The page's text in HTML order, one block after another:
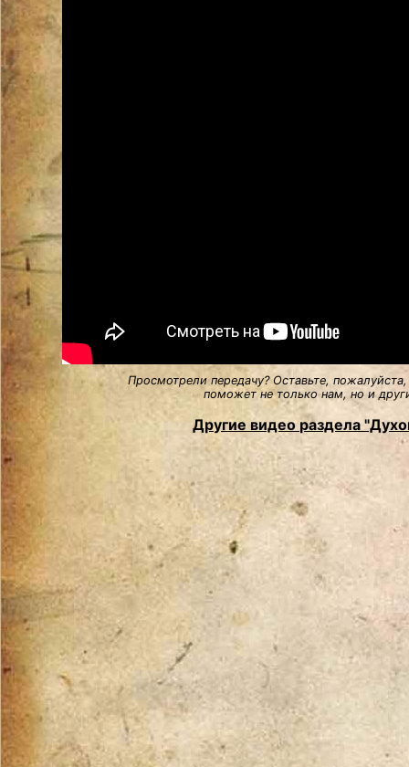
Просмотрели передачу? Оставьте,
поможет не только нам, но и
Другие видео раздела